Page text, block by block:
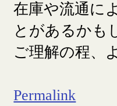
在庫や流通に
とがあるかも
ご理解の程、
Permalink